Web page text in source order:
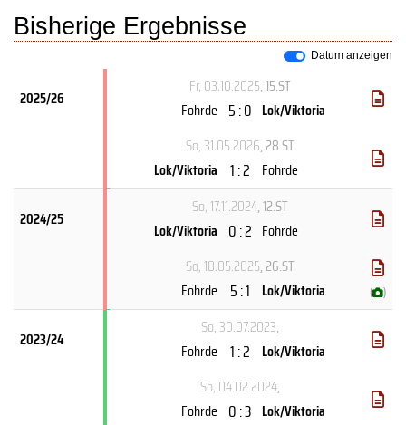
Bisherige Ergebnisse
Datum anzeigen
2025/26
Fr, 03.10.2025, 15.ST
Fohrde 5 : 0 Lok/Viktoria
So, 31.05.2026, 28.ST
Lok/Viktoria 1 : 2 Fohrde
2024/25
So, 17.11.2024, 12.ST
Lok/Viktoria 0 : 2 Fohrde
So, 18.05.2025, 26.ST
Fohrde
5 : 1 Lok/Viktoria ( )
2023/24
So, 30.07.2023,
Fohrde 1 : 2 Lok/Viktoria
So, 04.02.2024,
Fohrde 0 : 3 Lok/Viktoria